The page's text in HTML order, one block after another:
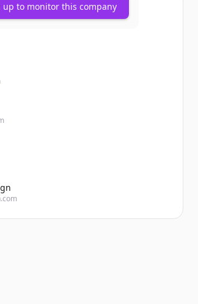
up to monitor this company